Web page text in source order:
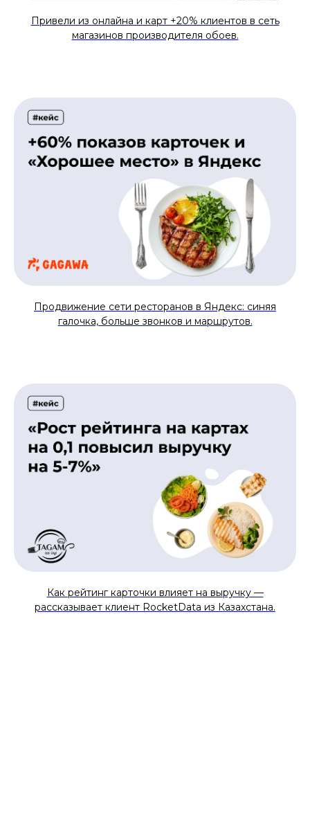
Привели из онлайна и карт +20% клиентов в сеть
магазинов производителя обоев.
Продвижение сети ресторанов в Яндекс: синяя
галочка, больше звонков и маршрутов.
Как рейтинг карточки влияет на выручку —
рассказывает клиент RocketData из Казахстана.